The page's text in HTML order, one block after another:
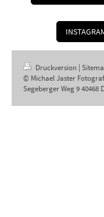
Druckversion |
© Michael Jaster
Segeberger Weg 9 40468